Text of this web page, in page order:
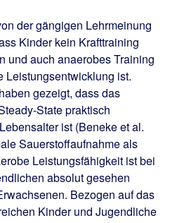
der gängigen Lehrmeinung
Kinder kein Krafttraining
und auch anaerobes Training
Leistungsentwicklung ist.
gezeigt, dass das
State praktisch
ist (Beneke et al.
Sauerstoffaufnahme als
Leistungsfähigkeit ist bei
absolut gesehen
Bezogen auf das
Kinder und Jugendliche